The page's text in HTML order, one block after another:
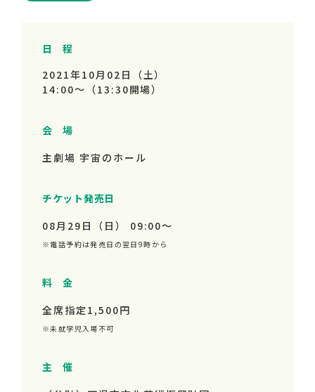
日 程
2021年10月02日（土）
14:00～ （13:30開場）
会 場
主劇場 宇宙のホール
チケット発売日
08月29日（日） 09:00～
※電話予約は発売日の翌日9時から
料 金
全席指定1,500円
※未就学児入場不可
主 催